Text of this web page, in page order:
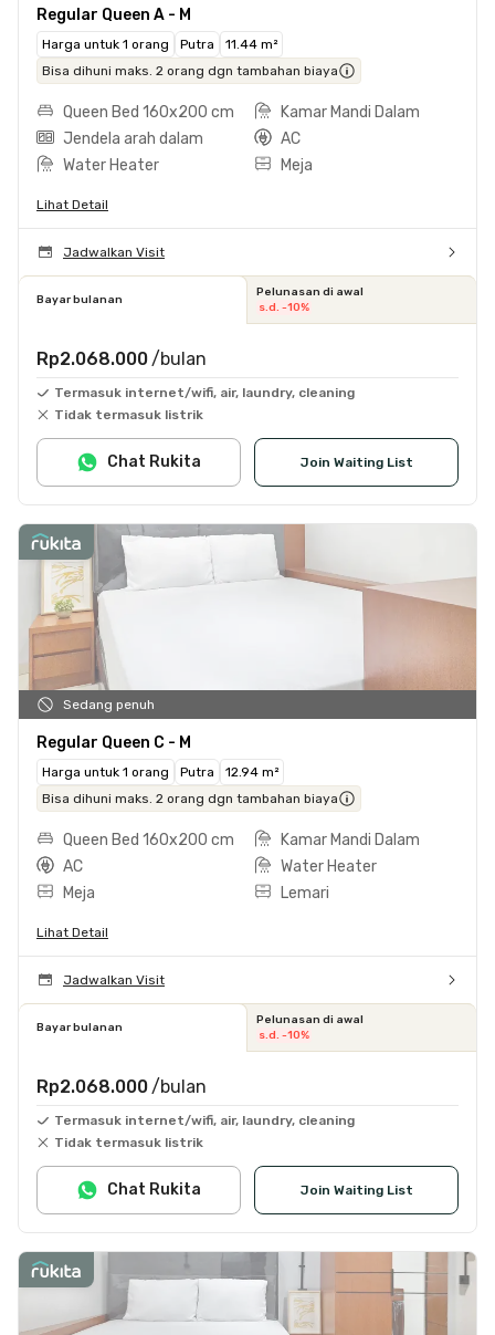
Regular Queen A - M
Harga untuk 1 orang Putra
11.44 m²
Bisa dihuni maks. 2 orang dgn tambahan biaya
Queen Bed 160x200 cm
Kamar Mandi Dalam
Jendela arah dalam
AC
Water Heater
Meja
Lihat Detail
Jadwalkan Visit
Bayar bulanan
Pelunasan di awal
s.d. -10%
Rp2.068.000 /bulan
Termasuk internet/wifi, air, laundry, cleaning
Tidak termasuk listrik
Join Waiting List
Chat Rukita
Sedang penuh
Regular Queen C - M
Harga untuk 1 orang Putra
12.94 m²
Bisa dihuni maks. 2 orang dgn tambahan biaya
Queen Bed 160x200 cm
Kamar Mandi Dalam
AC
Water Heater
Meja
Lemari
Lihat Detail
Jadwalkan Visit
Bayar bulanan
Pelunasan di awal
s.d. -10%
Rp2.068.000 /bulan
Termasuk internet/wifi, air, laundry, cleaning
Tidak termasuk listrik
Join Waiting List
Chat Rukita